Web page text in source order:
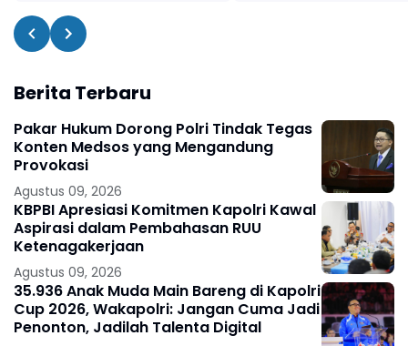
Berita Terbaru
Pakar Hukum Dorong Polri Tindak Tegas
Konten Medsos yang Mengandung
Provokasi
Agustus 09, 2026
KBPBI Apresiasi Komitmen Kapolri Kawal
Aspirasi dalam Pembahasan RUU
Ketenagakerjaan
Agustus 09, 2026
35.936 Anak Muda Main Bareng di Kapolri
Cup 2026, Wakapolri: Jangan Cuma Jadi
Penonton, Jadilah Talenta Digital